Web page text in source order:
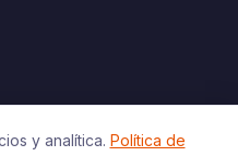
y analítica. Política de